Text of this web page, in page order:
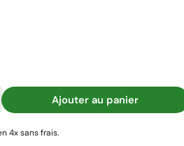
Ajouter au panier
4x sans frais.